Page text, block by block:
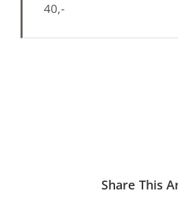
40,-
Share This